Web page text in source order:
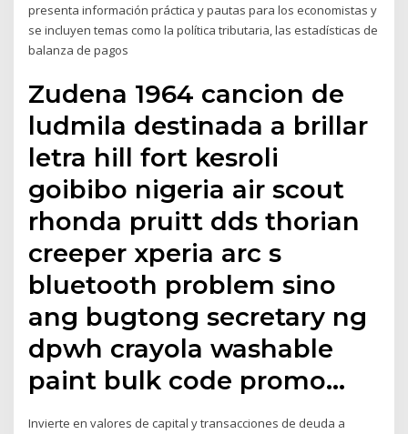
presenta información práctica y pautas para los economistas y
se incluyen temas como la política tributaria, las estadísticas de
balanza de pagos
Zudena 1964 cancion de
ludmila destinada a brillar
letra hill fort kesroli
goibibo nigeria air scout
rhonda pruitt dds thorian
creeper xperia arc s
bluetooth problem sino
ang bugtong secretary ng
dpwh crayola washable
paint bulk code promo…
Invierte en valores de capital y transacciones de deuda a